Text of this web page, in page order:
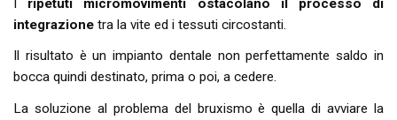
I ripetuti micromovimenti ostacolano il processo di
integrazione tra la vite ed i tessuti circostanti.
Il risultato è un impianto dentale non perfettamente saldo in
bocca quindi destinato, prima o poi, a cedere.
La soluzione al problema del bruxismo è quella di avviare la